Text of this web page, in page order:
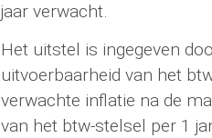
jaar verwacht.
Het uitstel is ingegeven
uitvoerbaarheid van het
verwachte inflatie na de
van het btw-stelsel per 1